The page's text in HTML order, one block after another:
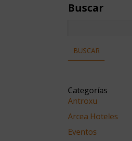
Buscar
Categorías
Antroxu
Arcea Hoteles
Eventos